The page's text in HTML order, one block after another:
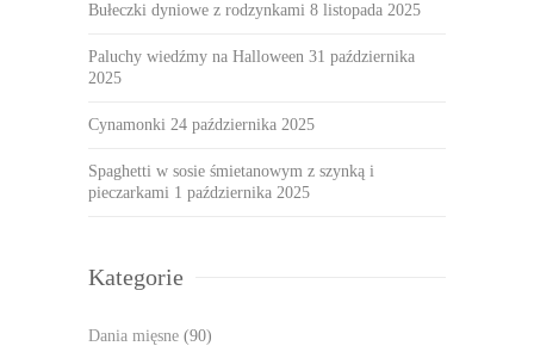
Bułeczki dyniowe z rodzynkami 8 listopada 2025
Paluchy wiedźmy na Halloween 31 października
2025
Cynamonki 24 października 2025
Spaghetti w sosie śmietanowym z szynką i
pieczarkami 1 października 2025
Kategorie
Dania mięsne (90)